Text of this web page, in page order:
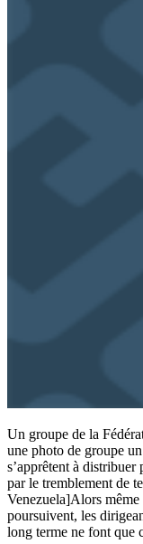
Un groupe de la
une photo de groupe
s’apprêtent à distribuer
par le tremblement de
Venezuela]Alors même
poursuivent, les
long terme ne font que